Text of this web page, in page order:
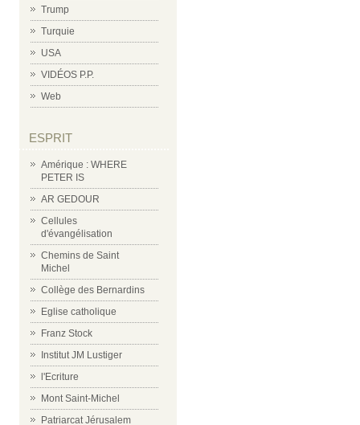
Trump
Turquie
USA
VIDÉOS P.P.
Web
ESPRIT
Amérique : WHERE
PETER IS
AR GEDOUR
Cellules
d'évangélisation
Chemins de Saint
Michel
Collège des Bernardins
Eglise catholique
Franz Stock
Institut JM Lustiger
l'Ecriture
Mont Saint-Michel
Patriarcat Jérusalem